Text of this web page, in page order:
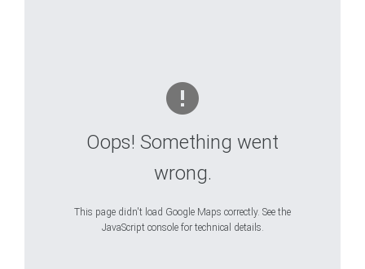
Oops! Something went
wrong.
This page didn't load Google Maps correctly. See the
JavaScript console for technical details.